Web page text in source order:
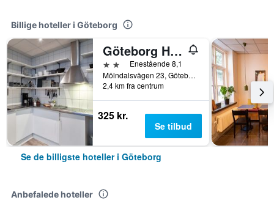
Billige hoteller i Göteborg
Göteborg Hostel
2 stjernerEnestående 8,1
Mölndalsvägen 23, Göteborg, Västra Götalands län, Sverige
2,4 km fra centrum
325 kr.
Se tilbud
Se de billigste hoteller i Göteborg
Anbefalede hoteller